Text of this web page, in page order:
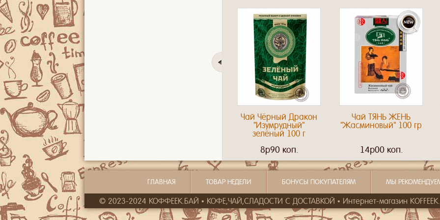
Чай Чёрный Дракон
"Изумрудный"
зелёный 100 г
8p90 коп.
Чай ТЯНЬ ЖЕНЬ
"Жасминовый" 100 гр
14p00 коп.
© 2023-2024 КОФФЕЕК.БАЙ • КОФЕ,ЧАЙ,СЛАДОСТИ С ДОСТАВКОЙ • Интернет-магазин